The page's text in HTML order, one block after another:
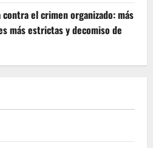
el crimen organizado: más
más estrictas y decomiso de